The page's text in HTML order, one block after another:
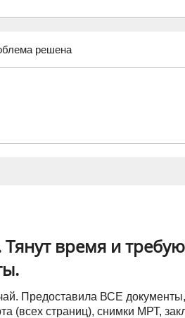
решена
время и
Предоставила ВСЕ
(всех страниц), снимки МРТ,